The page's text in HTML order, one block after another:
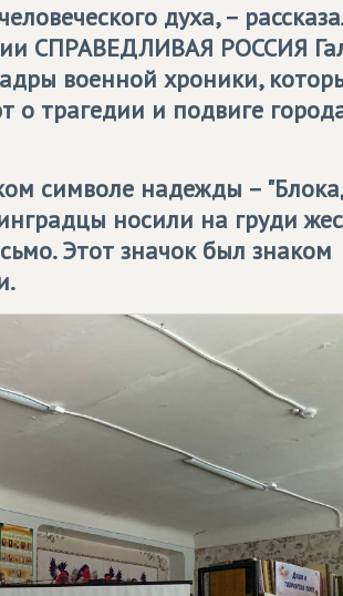
духа, –
СПРАВЕДЛИВАЯ РОССИЯ
военной хроники,
о трагедии и подвиге
символе надежды –
носили на груди
Этот значок был знаком